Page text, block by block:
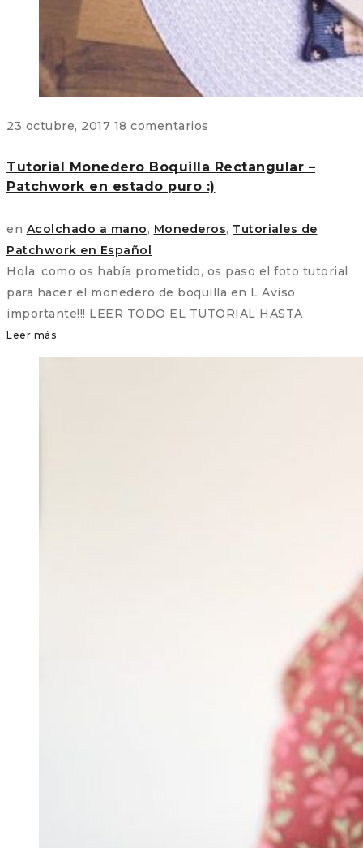
23 octubre, 2017 18 comentarios
Tutorial Monedero Boquilla Rectangular –
Patchwork en estado puro :)
en Acolchado a mano, Monederos, Tutoriales de
Patchwork en Español
Hola, como os había prometido, os paso el foto tutorial
para hacer el monedero de boquilla en L Aviso
importante!!! LEER TODO EL TUTORIAL HASTA
Leer más